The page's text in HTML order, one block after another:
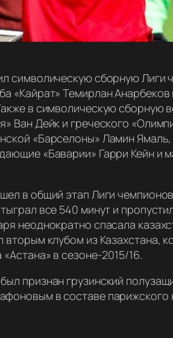
символическую сборную
«Кайрат» Темирлан
в символическую сборную
Ван Дейк и греческого
«Барселоны» Ламин
«Баварии» Гарри Кейн и
в общий этап Лиги
все 540 минут и
неоднократно спасала
клубом из Казахстана,
в сезоне-2015/16.
признан грузинский
в составе парижского